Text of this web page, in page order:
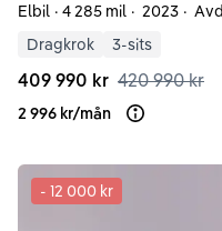
Elbil · 4 285 mil · 2023 ·
Dragkrok
3-sits
409 990 kr 420 990 kr
2 996 kr/mån Läs mer om
- 12 000 kr